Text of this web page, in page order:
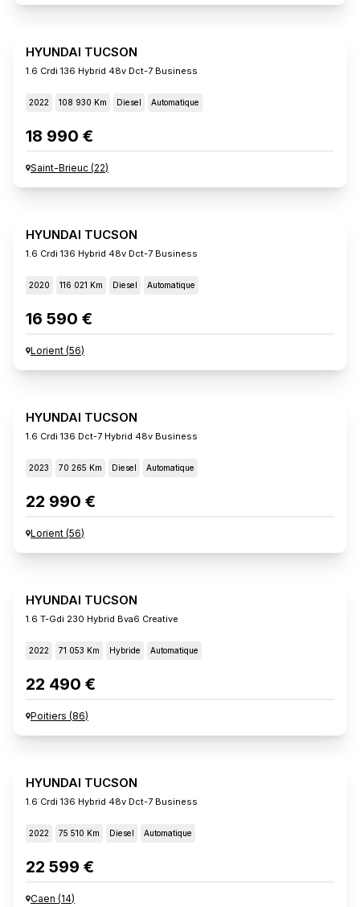
HYUNDAI TUCSON
1.6 Crdi 136 Hybrid 48v Dct-7 Business
2022 108 930 Km Diesel Automatique
18 990 €
Saint-Brieuc (22)
HYUNDAI TUCSON
1.6 Crdi 136 Hybrid 48v Dct-7 Business
2020 116 021 Km Diesel Automatique
16 590 €
Lorient (56)
HYUNDAI TUCSON
1.6 Crdi 136 Dct-7 Hybrid 48v Business
2023 70 265 Km Diesel Automatique
22 990 €
Lorient (56)
HYUNDAI TUCSON
1.6 T-Gdi 230 Hybrid Bva6 Creative
2022 71 053 Km Hybride Automatique
22 490 €
Poitiers (86)
HYUNDAI TUCSON
1.6 Crdi 136 Hybrid 48v Dct-7 Business
2022 75 510 Km Diesel Automatique
22 599 €
Caen (14)